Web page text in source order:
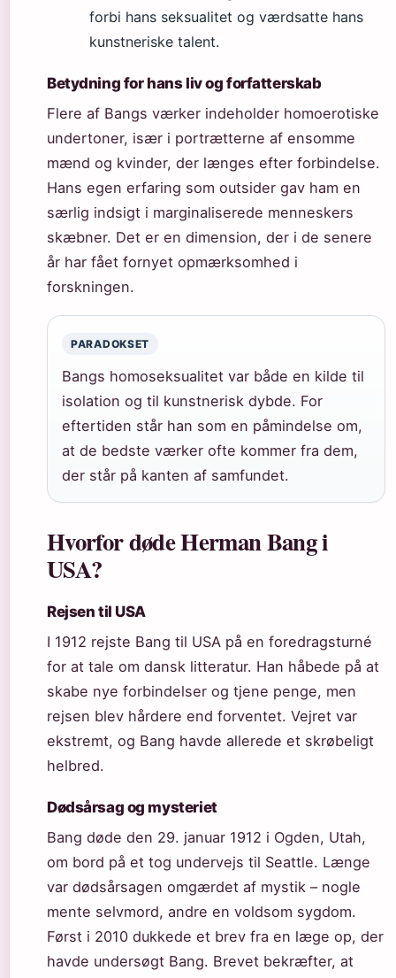
forbi hans seksualitet og værdsatte hans
kunstneriske talent.
Betydning for hans liv og forfatterskab
Flere af Bangs værker indeholder homoerotiske
undertoner, især i portrætterne af ensomme
mænd og kvinder, der længes efter forbindelse.
Hans egen erfaring som outsider gav ham en
særlig indsigt i marginaliserede menneskers
skæbner. Det er en dimension, der i de senere
år har fået fornyet opmærksomhed i
forskningen.
PARADOKSET
Bangs homoseksualitet var både en kilde til
isolation og til kunstnerisk dybde. For
eftertiden står han som en påmindelse om,
at de bedste værker ofte kommer fra dem,
der står på kanten af samfundet.
Hvorfor døde Herman Bang i
USA?
Rejsen til USA
I 1912 rejste Bang til USA på en foredragsturné
for at tale om dansk litteratur. Han håbede på at
skabe nye forbindelser og tjene penge, men
rejsen blev hårdere end forventet. Vejret var
ekstremt, og Bang havde allerede et skrøbeligt
helbred.
Dødsårsag og mysteriet
Bang døde den 29. januar 1912 i Ogden, Utah,
om bord på et tog undervejs til Seattle. Længe
var dødsårsagen omgærdet af mystik – nogle
mente selvmord, andre en voldsom sygdom.
Først i 2010 dukkede et brev fra en læge op, der
havde undersøgt Bang. Brevet bekræfter, at